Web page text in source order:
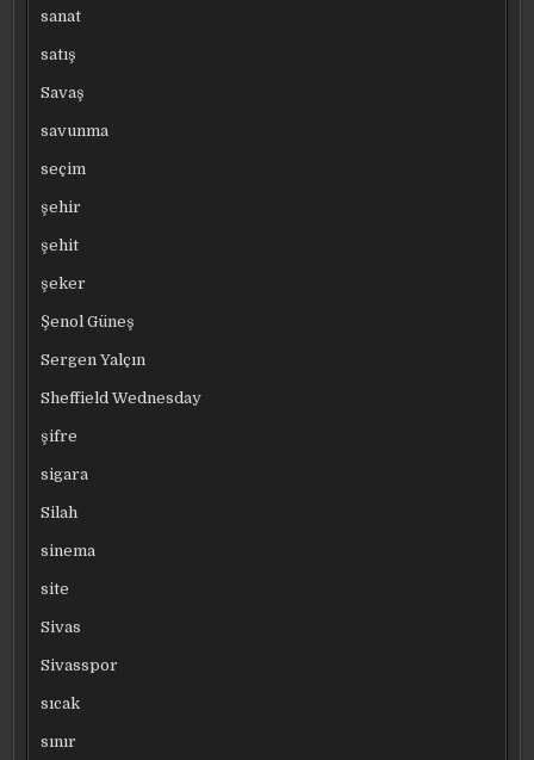
sanat
satış
Savaş
savunma
seçim
şehir
şehit
şeker
Şenol Güneş
Sergen Yalçın
Sheffield Wednesday
şifre
sigara
Silah
sinema
site
Sivas
Sivasspor
sıcak
sınır